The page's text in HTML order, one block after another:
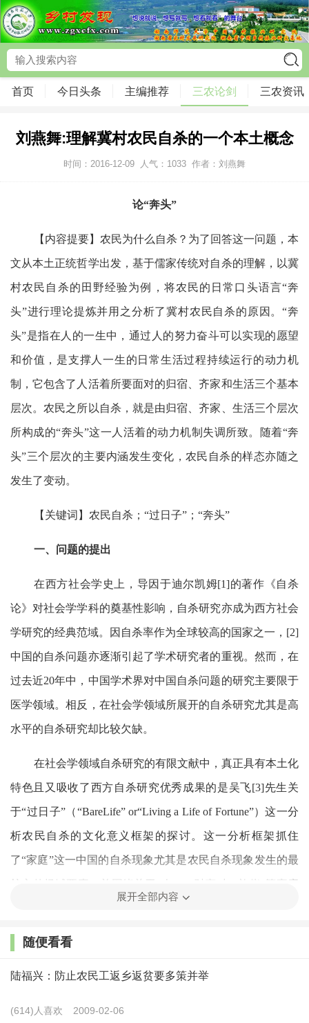
首页 今日头条 主编推荐 三农论剑 三农资讯
刘燕舞:理解冀村农民自杀的一个本土概念
时间：2016-12-09 人气： 1033 作者：刘燕舞
论“奔头”
【内容提要】 农民为什么自杀？为了回答这一问题，本
文从本土正统哲学出发，基于儒家传统对自杀的理解，以冀
村农民自杀的田野经验为例，将农民的日常口头语言“奔
头”进行理论提炼并用之分析了冀村农民自杀的原因。“奔
头”是指在人的一生中，通过人的努力奋斗可以实现的愿望
和价值，是支撑人一生的日常生活过程持续运行的动力机
制，它包含了人活着所要面对的归宿、齐家和生活三个基本
层次。农民之所以自杀，就是由归宿、齐家、生活三个层次
所构成的“奔头”这一人活着的动力机制失调所致。随着“奔
头”三个层次的主要内涵发生变化，农民自杀的样态亦随之
发生了变动。
【 关键词 】 农民自杀；“过日子”；“奔头”
一、问题的提出
在西方社会学史上，导因于迪尔凯姆[1]的著作《自杀
论》对社会学学科的奠基性影响，自杀研究亦成为西方社会
学研究的经典范域。因自杀率作为全球较高的国家之一，[2]
中国的自杀问题亦逐渐引起了学术研究者的重视。然而，在
过去近20年中，中国学术界对中国自杀问题的研究主要限于
医学领域。相反，在社会学领域所展开的自杀研究尤其是高
水平的自杀研究却比较欠缺。
在社会学领域自杀研究的有限文献中，真正具有本土化
特色且又吸收了西方自杀研究优秀成果的是吴飞[3]先生关
于“过日子”（“BareLife” or“Living a Life of Fortune”）这一分
析农民自杀的文化意义框架的探讨。这一分析框架抓住
了“家庭”这一中国的自杀现象尤其是农民自杀现象发生的最
核心的场域要素，并围绕关于“人”、“财产”与“礼仪”等家庭
为，“过日子”是指包括中国人出生、成长、成家、立业、生
走完一辈子的过程，而中国农民的自杀是他们在家庭生活中
处理人、财产和礼仪等三方面关系的权力游戏中权力平衡所
展开全部内容
随便看看
陆福兴：防止农民工返乡返贫要多策并举
(614)人喜欢 2009-02-06